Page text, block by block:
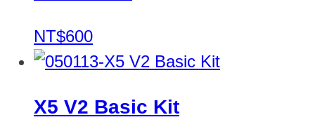
NT$600
X5 V2 Basic Kit